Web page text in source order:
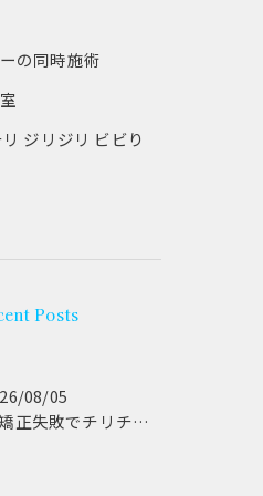
の同時施術
ジリジリ ビビり
Posts
08/05
縮毛矯正失敗でチリチリジリジリの髪をビビり直し専門が丁寧に修復する方法解説